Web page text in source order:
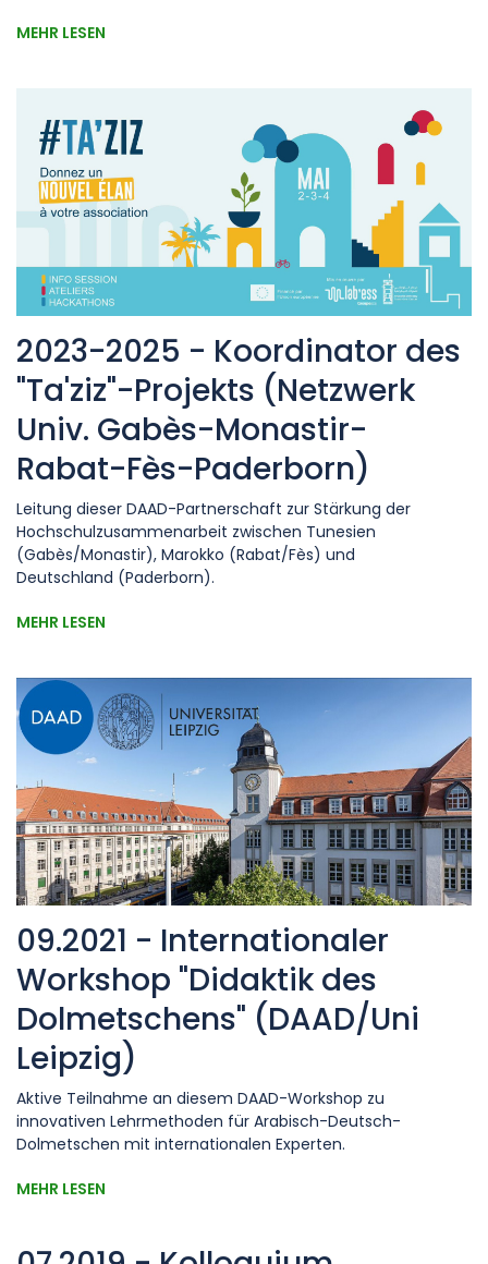
MEHR LESEN
2023-2025 - Koordinator des
"Ta'ziz"-Projekts (Netzwerk
Univ. Gabès-Monastir-
Rabat-Fès-Paderborn)
Leitung dieser DAAD-Partnerschaft zur Stärkung der
Hochschulzusammenarbeit zwischen Tunesien
(Gabès/Monastir), Marokko (Rabat/Fès) und
Deutschland (Paderborn).
MEHR LESEN
09.2021 - Internationaler
Workshop "Didaktik des
Dolmetschens" (DAAD/Uni
Leipzig)
Aktive Teilnahme an diesem DAAD-Workshop zu
innovativen Lehrmethoden für Arabisch-Deutsch-
Dolmetschen mit internationalen Experten.
MEHR LESEN